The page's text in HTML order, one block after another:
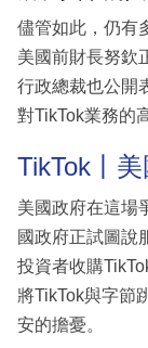
儘管如此，仍有
美國前財長努欽
行政總裁也公開
對TikTok業務的
TikTok丨
美國政府在這場
國政府正試圖說
投資者收購
將TikTok與字節
安的擔憂。